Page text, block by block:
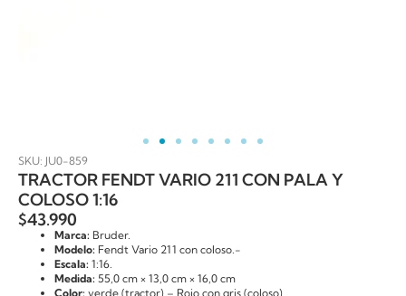
SKU: JU0-859
TRACTOR FENDT VARIO 211 CON PALA Y
COLOSO 1:16
$43.990
Marca: Bruder.
Modelo: Fendt Vario 211 con coloso.-
Escala: 1:16.
Medida: 55,0 cm × 13,0 cm × 16,0 cm
Color: verde (tractor) – Rojo con gris (coloso).